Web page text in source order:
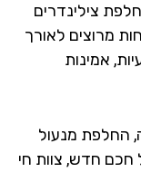
לאורך
מנעול
צוות חי